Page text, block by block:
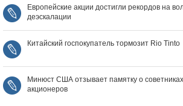
Европейские акции достигли рекордов на
деэскалации
Китайский госпокупатель тормозит Rio Tinto
Минюст США отзывает памятку о
акционеров